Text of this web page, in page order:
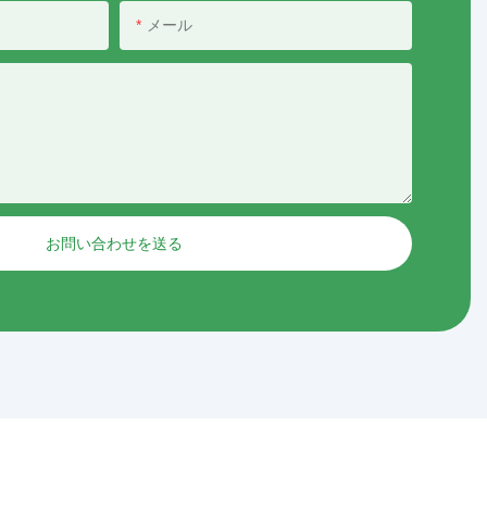
メール
お問い合わせを送る